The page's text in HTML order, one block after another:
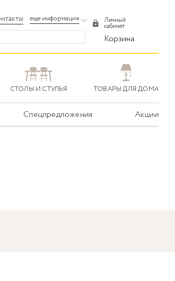
еще информация Личный
кабинет
Корзина
СТОЛЫ И СТУЛЬЯ ТОВАРЫ ДЛЯ ДОМА
Спецпредложения Акции